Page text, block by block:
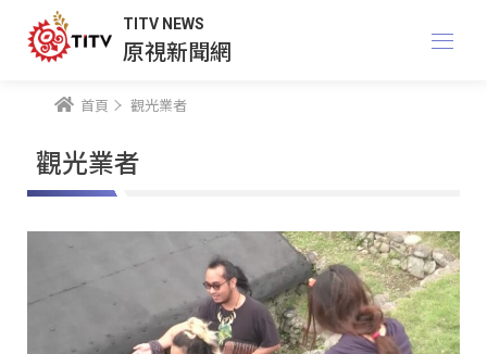
TITV NEWS
原視新聞網
首頁 觀光業者
觀光業者